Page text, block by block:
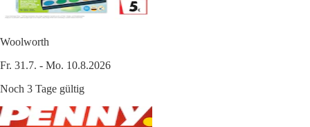
Woolworth
Fr. 31.7. - Mo. 10.8.2026
Noch 3 Tage gültig